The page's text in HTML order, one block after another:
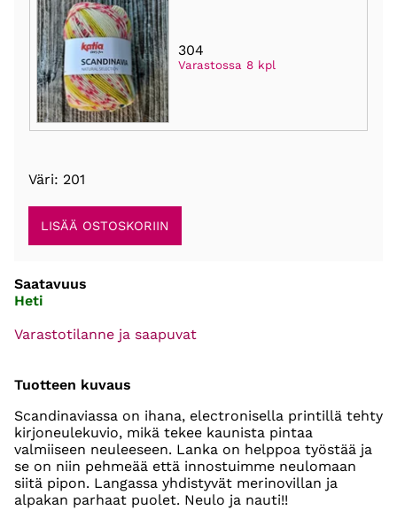
304
Varastossa 8 kpl
Väri: 201
Saatavuus
Heti
Varastotilanne ja saapuvat
Tuotteen kuvaus
Scandinaviassa on ihana, electronisella printillä tehty
kirjoneulekuvio, mikä tekee kaunista pintaa
valmiiseen neuleeseen. Lanka on helppoa työstää ja
se on niin pehmeää että innostuimme neulomaan
siitä pipon. Langassa yhdistyvät merinovillan ja
alpakan parhaat puolet. Neulo ja nauti!!